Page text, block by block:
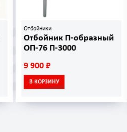
Отбойники
Отбойник П-образный
ОП-76 П-3000
9 900 ₽
В КОРЗИНУ